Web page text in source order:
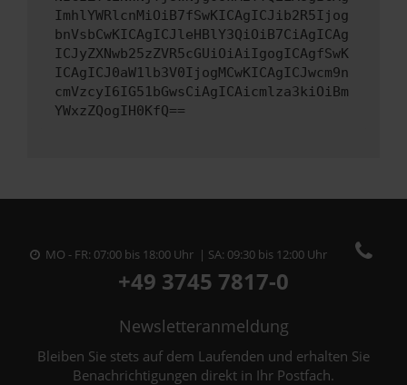
ImhlYWRlcnMiOiB7fSwKICAgICJib2R5Ijog
bnVsbCwKICAgICJleHBlY3QiOiB7CiAgICAg
ICJyZXNwb25zZVR5cGUiOiAiIgogICAgfSwK
ICAgICJ0aW1lb3V0IjogMCwKICAgICJwcm9n
cmVzcyI6IG51bGwsCiAgICAicmlza3kiOiBm
YWxzZQogIH0KfQ==
MO - FR: 07:00 bis 18:00 Uhr | SA: 09:30 bis 12:00 Uhr
+49 3745 7817-0
Newsletteranmeldung
Bleiben Sie stets auf dem Laufenden und erhalten Sie
Benachrichtigungen direkt in Ihr Postfach.